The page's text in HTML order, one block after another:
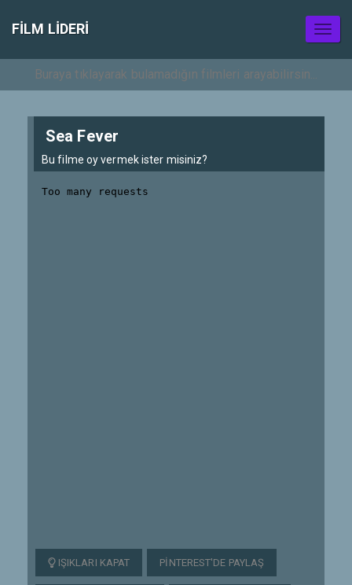
FILM LIDERI
Sea Fever
Bu filme oy vermek ister misiniz?
IŞIKLARI KAPAT PINTEREST'DE PAYLAŞ